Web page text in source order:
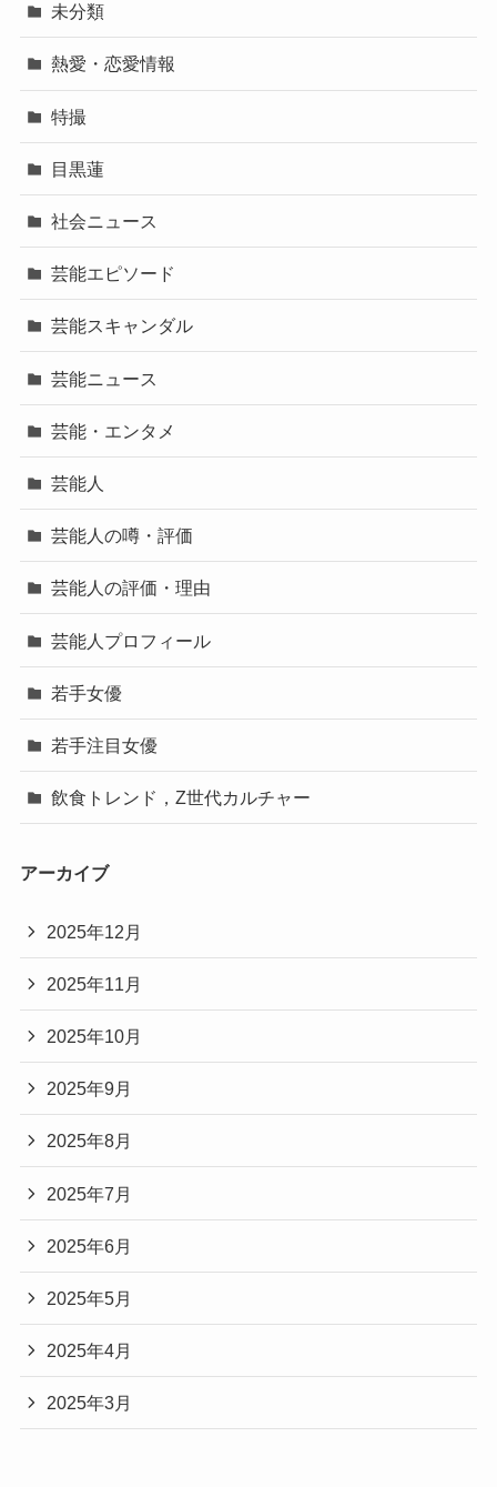
未分類
熱愛・恋愛情報
特撮
目黒蓮
社会ニュース
芸能エピソード
芸能スキャンダル
芸能ニュース
芸能・エンタメ
芸能人
芸能人の噂・評価
芸能人の評価・理由
芸能人プロフィール
若手女優
若手注目女優
飲食トレンド，Z世代カルチャー
アーカイブ
2025年12月
2025年11月
2025年10月
2025年9月
2025年8月
2025年7月
2025年6月
2025年5月
2025年4月
2025年3月